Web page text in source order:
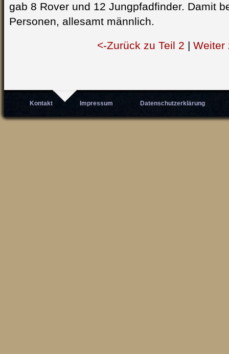
gab 8 Rover und 12 Jungpfadfinder. Damit
Personen, allesamt männlich.
<-Zurück zu Teil 2 | Weiter
Kontakt Impressum Datenschutzerklärung